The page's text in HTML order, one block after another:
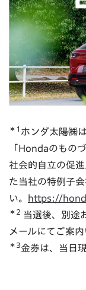
＊1 ホンダ太陽㈱
「Hondaのもの
社会的自立の促
た当社の特例子
い。
https://
＊2 当選後、別途
メールにてご案内
＊3金券は、当日